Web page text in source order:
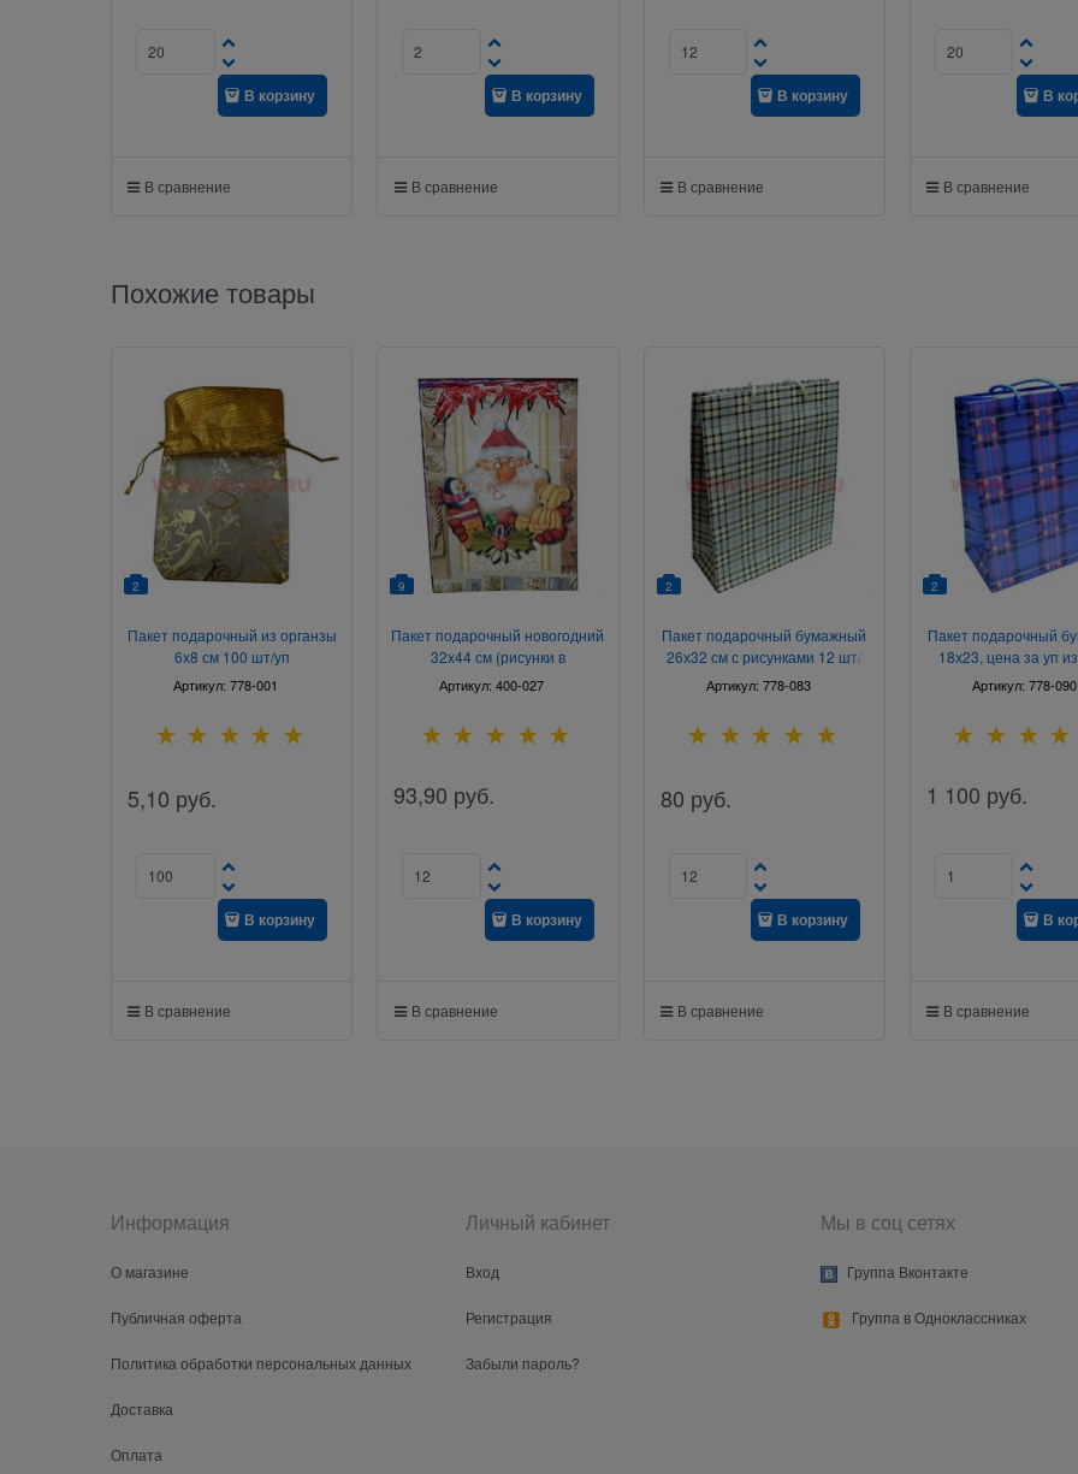
В корзину
В сравнение
В корзину
В сравнение
В корзину
В сравнение
В
В сравнение
Похожие товары
2
Пакет подарочный из органзы
6х8 см 100 шт/уп
Артикул:778-001
5,10 руб.
В корзину
В сравнение
9
Пакет подарочный новогодний
32х44 см (рисунки в
ассортименте)
Артикул:400-027
93,90 руб.
В корзину
В сравнение
2
Пакет подарочный бумажный
26х32 см с рисунками 12 шт/
упаковка
Артикул: 778-083
80 руб.
В корзину
В сравнение
2
Пакет подарочный
18х23, цена за уп
Артикул: 778-090
1 100 руб.
В
В сравнение
Информация
О магазине
Публичная оферта
Политика обработки персональных данных
Доставка
Оплата
Личный кабинет
Вход
Регистрация
Забыли пароль?
Мы в соц сетях
Группа Вконтакте
Группа в Одноклассниках